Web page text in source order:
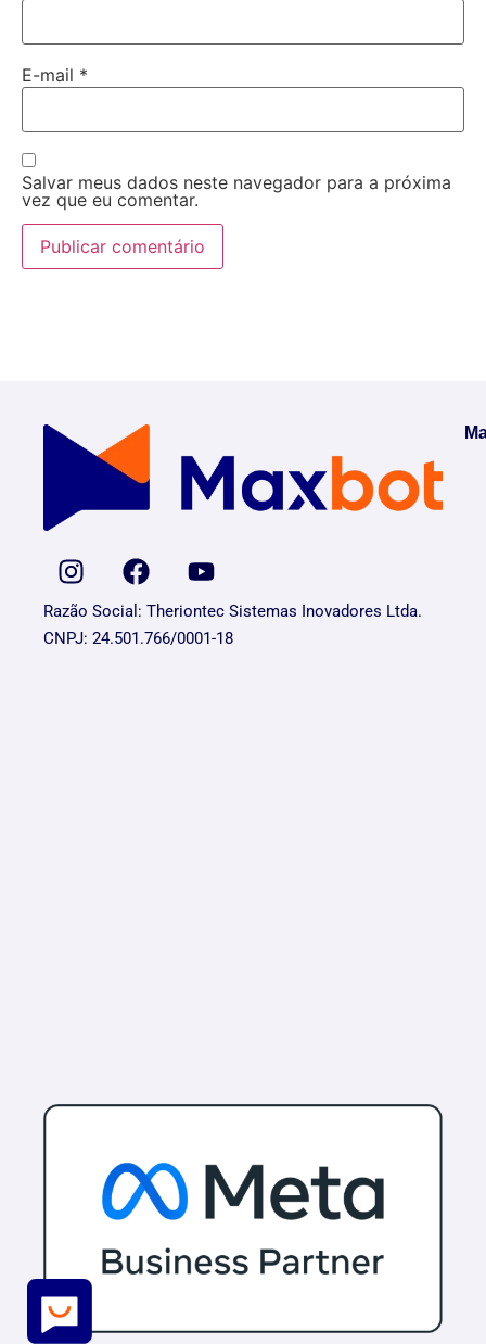
E-mail *
Salvar meus dados neste navegador para a próxima
vez que eu comentar.
Razão Social: Theriontec Sistemas Inovadores Ltda.
CNPJ: 24.501.766/0001-18